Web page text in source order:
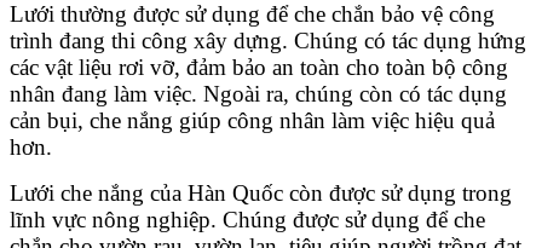
Lưới thường được sử dụng để che chắn bảo vệ công
trình đang thi công xây dựng. Chúng có tác dụng hứng
các vật liệu rơi vỡ, đảm bảo an toàn cho toàn bộ công
nhân đang làm việc. Ngoài ra, chúng còn có tác dụng
cản bụi, che nắng giúp công nhân làm việc hiệu quả
hơn.
Lưới che nắng của Hàn Quốc còn được sử dụng trong
lĩnh vực nông nghiệp. Chúng được sử dụng để che